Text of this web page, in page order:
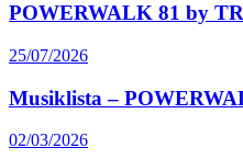
POWERWALK 81 by
25/07/2026
Musiklista –
02/03/2026